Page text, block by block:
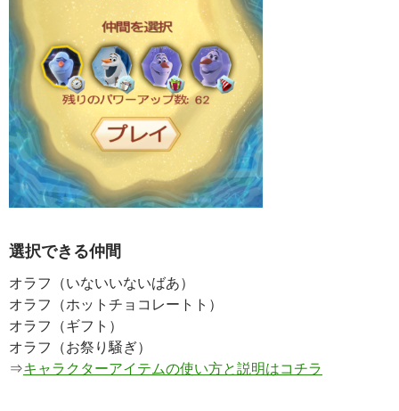
選択できる仲間
オラフ（いないいないばあ）
オラフ（ホットチョコレートト）
オラフ（ギフト）
オラフ（お祭り騒ぎ）
⇒キャラクターアイテムの使い方と説明はコチラ